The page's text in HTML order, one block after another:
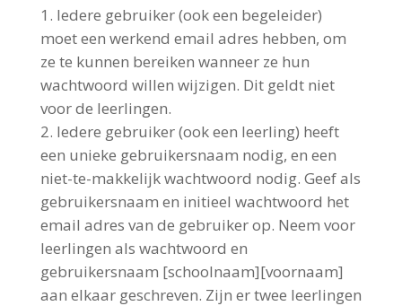
Iedere gebruiker (ook een begeleider)
moet een werkend email adres hebben, om
ze te kunnen bereiken wanneer ze hun
wachtwoord willen wijzigen. Dit geldt niet
voor de leerlingen.
Iedere gebruiker (ook een leerling) heeft
een unieke gebruikersnaam nodig, en een
niet-te-makkelijk wachtwoord nodig. Geef als
gebruikersnaam en initieel wachtwoord het
email adres van de gebruiker op. Neem voor
leerlingen als wachtwoord en
gebruikersnaam [schoolnaam][voornaam]
aan elkaar geschreven. Zijn er twee leerlingen